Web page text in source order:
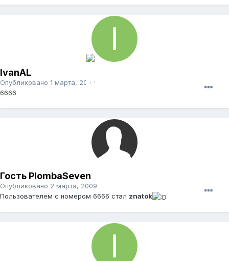
IvanAL
Опубликовано 1 марта, 2009
6666
Гость PlombaSeven
Опубликовано 2 марта, 2009
Пользователем с номером 6666 стал znatok